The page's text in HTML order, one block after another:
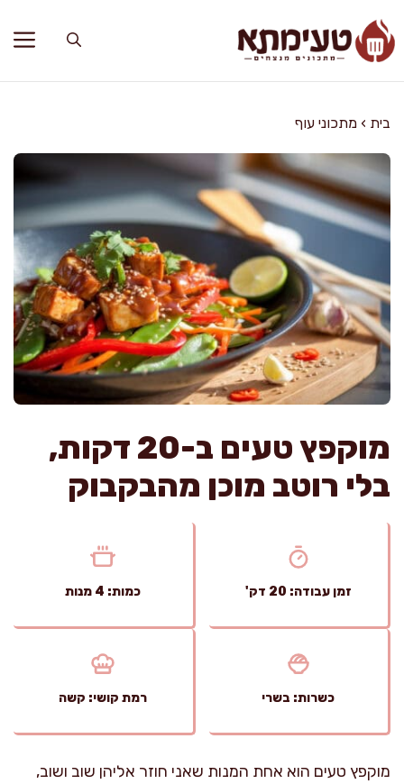
לתוכן
בית › מתכוני עוף
מוקפץ טעים ב-20 דקות,
בלי רוטב מוכן מהבקבוק
זמן עבודה: 20 דק' כמות: 4 מנות
כשרות: בשרי רמת קושי: קשה
מוקפץ טעים הוא אחת המנות שאני חוזר אליהן שוב ושוב,